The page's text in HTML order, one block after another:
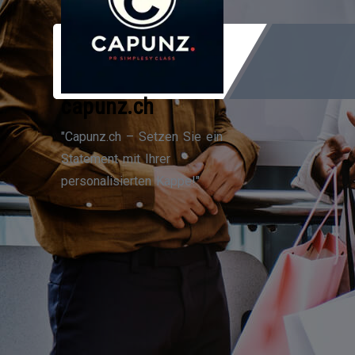
Zum
Inhalt
capunz.ch
"Capunz.ch – Setzen Sie ein
Statement mit Ihrer
personalisierten Kappe!"